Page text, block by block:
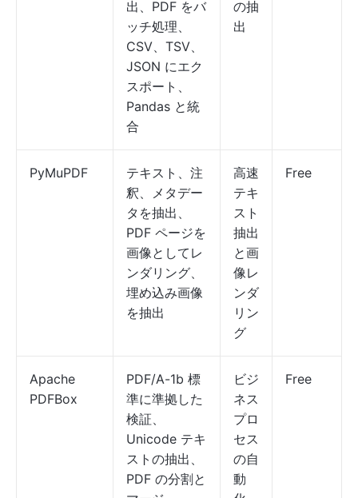
出、PDF をバ
ッチ処理、
CSV、TSV、
JSON にエク
スポート、
Pandas と統
合
の抽
出
PyMuPDF
テキスト、注
釈、メタデー
タを抽出、
PDF ページを
画像としてレ
ンダリング、
埋め込み画像
を抽出
高速
テキ
スト
抽出
と画
像レ
ンダ
リン
グ
Free
Apache
PDFBox
PDF/A-1b 標
準に準拠した
検証、
Unicode テキ
ストの抽出、
PDF の分割と
ビジ
ネス
プロ
セス
の自
動
Free